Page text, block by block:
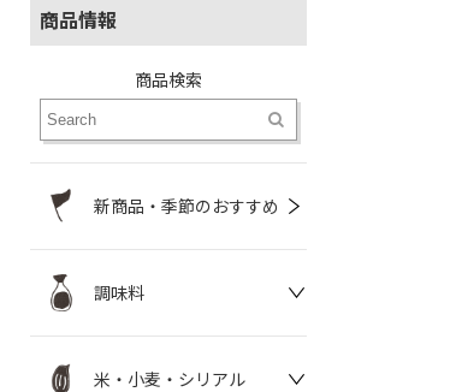
商品情報
商品検索
新商品・季節のおすすめ
調味料
米・小麦・シリアル